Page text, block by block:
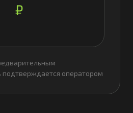
₽
подтверждается оператором